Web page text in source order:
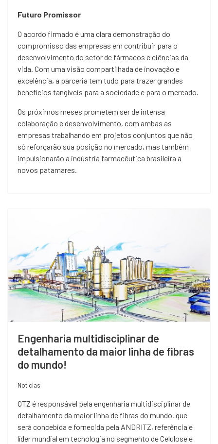
Futuro Promissor
O acordo firmado é uma clara demonstração do
compromisso das empresas em contribuir para o
desenvolvimento do setor de fármacos e ciências da
vida. Com uma visão compartilhada de inovação e
excelência, a parceria tem tudo para trazer grandes
benefícios tangíveis para a sociedade e para o mercado.
Os próximos meses prometem ser de intensa
colaboração e desenvolvimento, com ambas as
empresas trabalhando em projetos conjuntos que não
só reforçarão sua posição no mercado, mas também
impulsionarão a indústria farmacêutica brasileira a
novos patamares.
Engenharia multidisciplinar de
detalhamento da maior linha de fibras
do mundo!
Notícias
OTZ é responsável pela engenharia multidisciplinar de
detalhamento da maior linha de fibras do mundo, que
será concebida e fornecida pela ANDRITZ, referência e
líder mundial em tecnologia no segmento de Celulose e